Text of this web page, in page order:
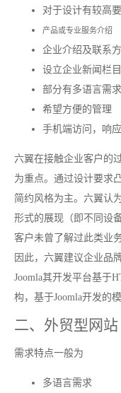
对于设计有较高
产品或专业服务介绍
企业介绍及联系
设立企业新闻栏目
部分有多语言需求
希望方便的管理
手机端访问，响
六翼在接触企业客户的
为重点。通过设计要求
简约风格为主。六翼认
形式的展现（即不同设
客户未曾了解过此类业
因此，六翼建议企业品
Joomla其开发平台基于
构，基于Joomla开发的
二、外贸型网站
需求特点一般为
多语言需求